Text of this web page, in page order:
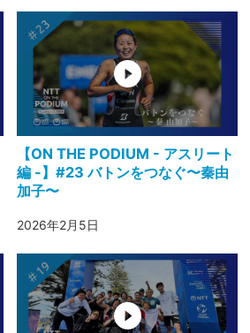
【ON THE PODIUM - アスリート
編 -】#23 バトンをつなぐ〜秦由
加子〜
2026年2月5日